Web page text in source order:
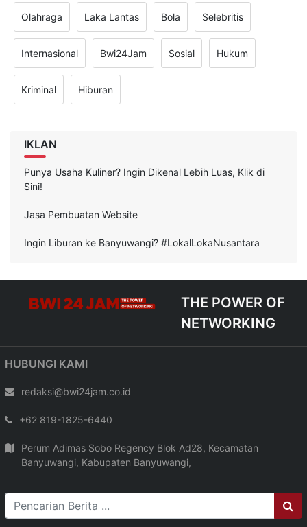
Olahraga Laka Lantas Bola Selebritis
Internasional Bwi24Jam Sosial Hukum
Kriminal Hiburan
IKLAN
Punya Usaha Kuliner? Ingin Dikenal Lebih Luas, Klik di
Sini!
Jasa Pembuatan Website
Ingin Liburan ke Banyuwangi? #LokalLokaNusantara
THE POWER OF
NETWORKING
HUBUNGI KAMI
redaksi@bwi24jam.co.id
+62 819-1825-6440
Perum Adimas Sobo Regency Blok Ad28, Kecamatan
Banyuwangi, Kabupaten Banyuwangi,